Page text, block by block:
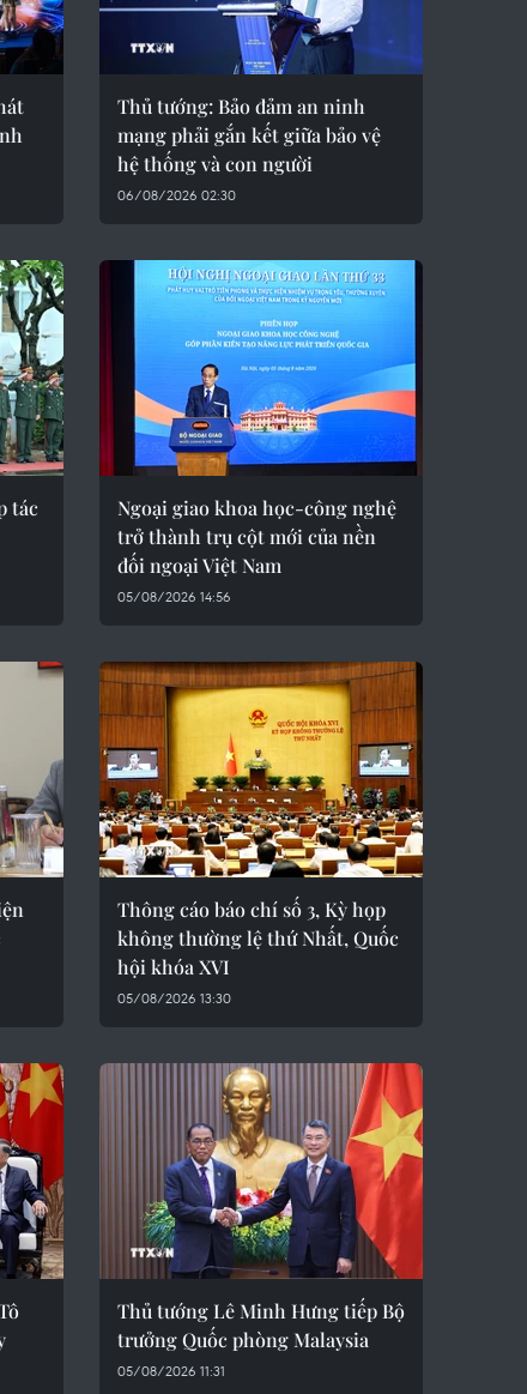
Thủ tướng: Bảo đảm an ninh
mạng phải gắn kết giữa bảo vệ
hệ thống và con người
06/08/2026 02:30
tác
Ngoại giao khoa học-công nghệ
trở thành trụ cột mới của nền
đối ngoại Việt Nam
05/08/2026 14:56
Thông cáo báo chí số 3, Kỳ họp
không thường lệ thứ Nhất, Quốc
hội khóa XVI
05/08/2026 13:30
Thủ tướng Lê Minh Hưng tiếp Bộ
trưởng Quốc phòng Malaysia
05/08/2026 11:31